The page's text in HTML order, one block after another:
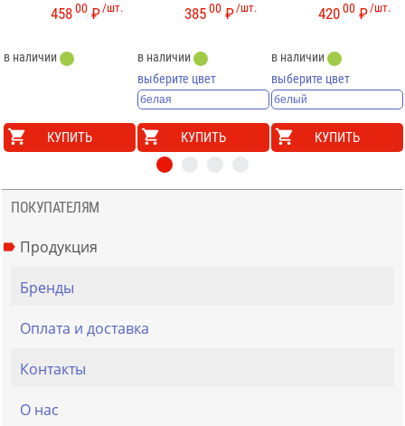
/шт.
45800 ₽
в наличии
КУПИТЬ
/шт.
38500 ₽
в наличии
выберите цвет
КУПИТЬ
/шт.
42000 ₽
в наличии
выберите цвет
КУПИТЬ
ПОКУПАТЕЛЯМ
Продукция
Бренды
Оплата и доставка
Контакты
О нас